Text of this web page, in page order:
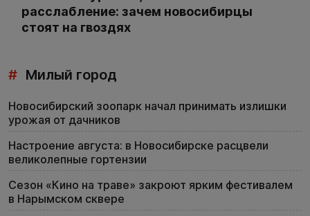
расслабление: зачем новосибирцы
стоят на гвоздях
# Милый город
Новосибирский зоопарк начал принимать излишки
урожая от дачников
Настроение августа: в Новосибирске расцвели
великолепные гортензии
Сезон «Кино на траве» закроют ярким фестивалем
в Нарымском сквере